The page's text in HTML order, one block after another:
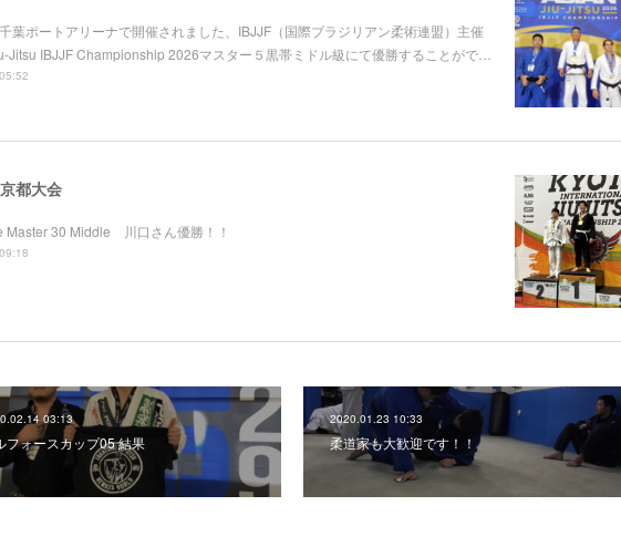
葉ポートアリーナで開催されました、IBJJF（国際ブラジリアン柔術連盟）主催
Jitsu IBJJF Championship 2026マスター５黒帯ミドル級にて優勝することがで…
都大会
Master 30 Middle 川口さん優勝！！
03:13
フォースカップ05 結果
2020.01.23 10:33
柔道家も大歓迎です！！